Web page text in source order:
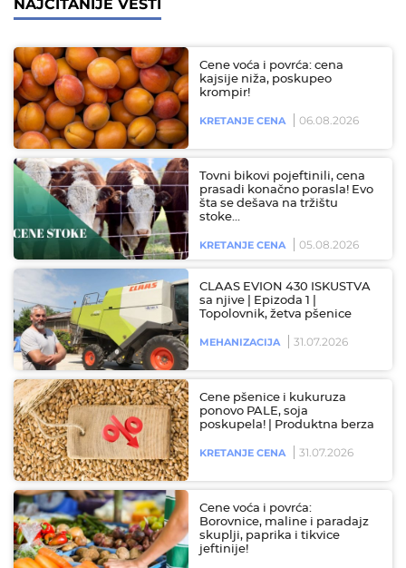
NAJČITANIJE VESTI
Cene voća i povrća: cena
kajsije niža, poskupeo
krompir!
KRETANJE CENA 06.08.2026
Tovni bikovi pojeftinili, cena
prasadi konačno porasla! Evo
šta se dešava na tržištu
stoke…
KRETANJE CENA 05.08.2026
CLAAS EVION 430 ISKUSTVA
sa njive | Epizoda 1 |
Topolovnik, žetva pšenice
MEHANIZACIJA 31.07.2026
Cene pšenice i kukuruza
ponovo PALE, soja
poskupela! | Produktna berza
KRETANJE CENA 31.07.2026
Cene voća i povrća:
Borovnice, maline i paradajz
skuplji, paprika i tikvice
jeftinije!